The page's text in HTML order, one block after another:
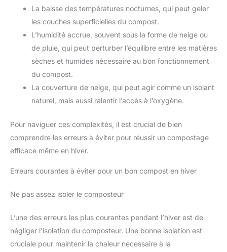
La baisse des températures nocturnes, qui peut geler
les couches superficielles du compost.
L’humidité accrue, souvent sous la forme de neige ou
de pluie, qui peut perturber l’équilibre entre les matières
sèches et humides nécessaire au bon fonctionnement
du compost.
La couverture de neige, qui peut agir comme un isolant
naturel, mais aussi ralentir l’accès à l’oxygène.
Pour naviguer ces complexités, il est crucial de bien
comprendre les erreurs à éviter pour réussir un compostage
efficace même en hiver.
Erreurs courantes à éviter pour un bon compost en hiver
Ne pas assez isoler le composteur
L’une des erreurs les plus courantes pendant l’hiver est de
négliger l’isolation du composteur. Une bonne isolation est
cruciale pour maintenir la chaleur nécessaire à la